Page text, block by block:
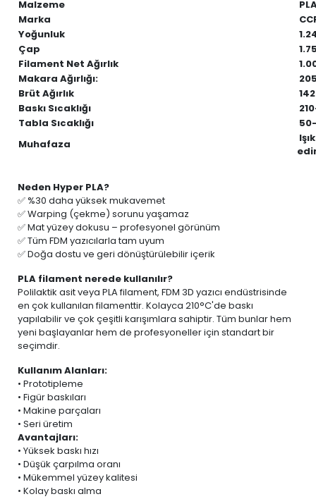
Malzeme
Marka
Yoğunluk
Çap
Filament Net Ağırlık
Makara Ağırlığı:
Brüt Ağırlık
Baskı Sıcaklığı
Tabla Sıcaklığı
Muhafaza
Neden Hyper PLA?
✅ %30 daha yüksek mukavemet
✅ Warping (çekme) sorunu yaşamaz
✅ Mat yüzey dokusu – profesyonel görünüm
✅ Tüm FDM yazıcılarla tam uyum
✅ Doğa dostu ve geri dönüştürülebilir içerik
PLA filament nerede kullanılır?
Polilaktik asit veya PLA filament, FDM 3D yazıcı endüstrisinde
en çok kullanılan filamenttir. Kolayca 210°C'de baskı
yapılabilir ve çok çeşitli karışımlara sahiptir. Tüm bunlar hem
yeni başlayanlar hem de profesyoneller için standart bir
seçimdir.
Kullanım Alanları:
• Prototipleme
• Figür baskıları
• Makine parçaları
• Seri üretim
Avantajları:
• Yüksek baskı hızı
• Düşük çarpılma oranı
• Mükemmel yüzey kalitesi
• Kolay baskı alma